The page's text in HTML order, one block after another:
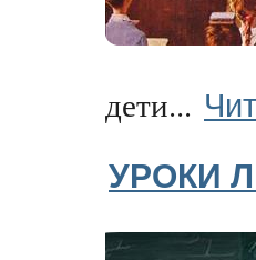
дети...
УРОКИ